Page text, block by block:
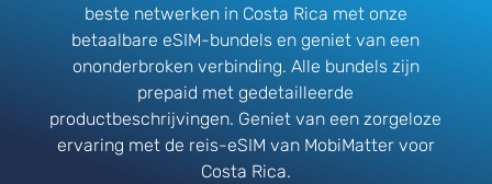
beste netwerken in Costa Rica met onze
betaalbare eSIM-bundels en geniet van een
ononderbroken verbinding. Alle bundels zijn
prepaid met gedetailleerde
productbeschrijvingen. Geniet van een zorgeloze
ervaring met de reis-eSIM van MobiMatter voor
Costa Rica.